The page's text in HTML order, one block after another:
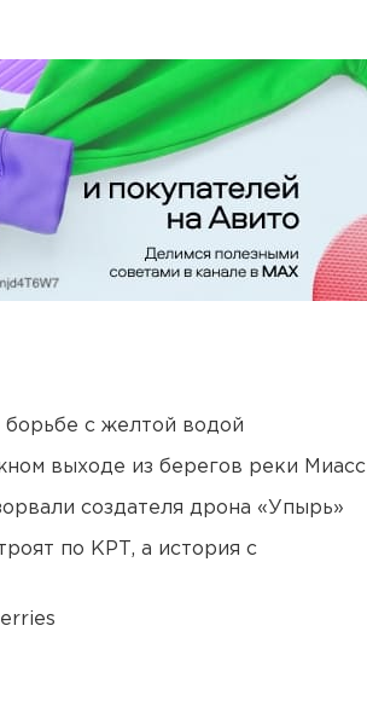
борьбе с желтой водой
выходе из берегов реки Миасс
создателя дрона «Упырь»
по КРТ, а история с